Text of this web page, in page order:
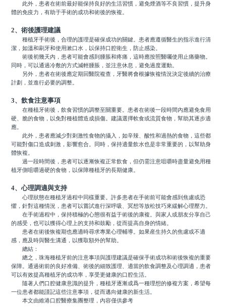
此外，患者在術前最好能保持良好的生活習慣，避免煙酒等不良習慣，提升身
體的免疫力，有助于手術的成功和術後的恢複。
2、術後護理建議
種植牙手術後，合理的護理是確保成功的關鍵。患者應遵循醫生的指示進行清
潔，如溫和刷牙和使用漱口水，以保持口腔衛生，防止感染。
術後初幾天內，患者可能會感到腫脹和疼痛，這時應按照醫囑使用止痛藥物。
同時，可以通過冷敷的方式減輕腫脹，並注意休息，避免過度運動。
另外，患者在術後應定期回醫院複查，牙醫將會根據恢複情況決定後續的治療
計劃，並進行必要的調整。
3、飲食注意事項
在種植牙術後，飲食習慣的調整至關重要。患者在術後一段時間內應避免食用
硬、脆的食物，以免對種植體造成損傷。建議選擇軟食或流質食物，幫助其逐步適
應。
此外，患者應減少對刺激性食物的攝入，如辛辣、酸性和過熱的食物，這些都
可能對傷口造成刺激，影響愈合。同時，保持適量飲水也是非常重要的，以幫助身
體恢複。
過一段時間後，患者可以逐漸恢複正常飲食，但仍需注意咀嚼時盡量避免用種
植牙側咀嚼過硬的食物，以保障種植牙的長期健康。
4、心理調適與支持
心理狀態在種植牙過程中同樣重要。許多患者在手術前可能會感到焦慮或恐
懼，針對這種情況，患者可以嘗試進行深呼吸、冥想等放松技巧來緩解心理壓力。
在手術過程中，保持積極的心態很有益于術後的康複。與家人或朋友分享自己
的感受，也可以獲得心理上的支持和鼓勵，從而提高自身的情緒。
患者在術後恢複期也應適時尋求專業心理輔導。如果産生持久的焦慮或不適
感，應及時與醫生溝通，以獲取額外的幫助。
總結：
總之，珠海種植牙前的注意事項與護理建議是確保手術成功和術後恢複的重要
保障。通過術前的良好准備、術後的細致護理、適當的飲食調整及心理調適，患者
可以有效提高種植牙的成功率，享受更健康的口腔生活。
隨著人們口腔健康意識的提升，種植牙逐漸成爲一種理想的修複方案，希望每
一位患者都能謹記這些注意事項，從而邁向健康的新生活。
本文由維港口腔醫療集團整理，內容僅供參考